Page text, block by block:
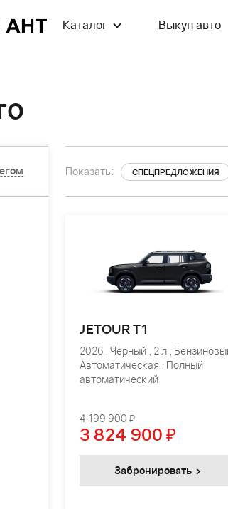
Каталог Выкуп авто
Показать: СПЕЦПРЕДЛОЖЕНИЯ
JETOUR T1
2026 , Черный , 2 л ,
Автоматическая , Полный
автоматический
4 199 900 ₽
3 824 900 ₽
Забронировать